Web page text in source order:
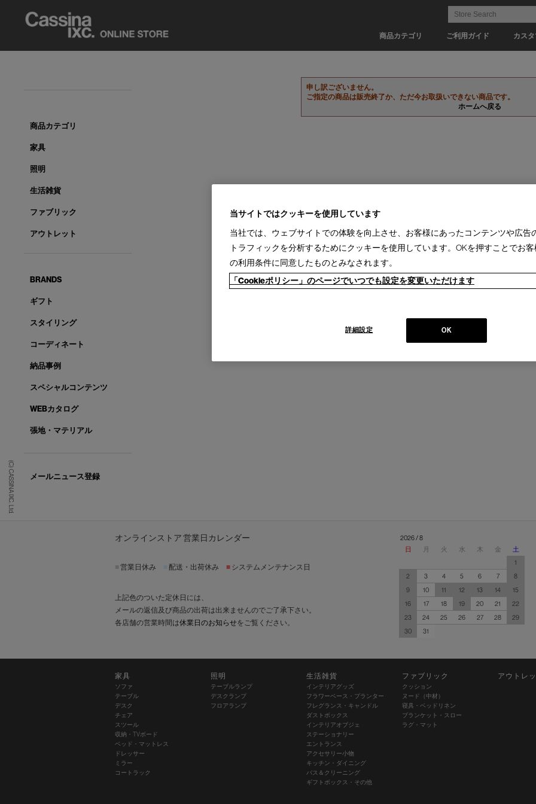
商品カテゴリ ご利用ガイド カス
(C) CASSINA IXC. Ltd.
申し訳ございません。
ご指定の商品は販売終了か、ただ今お取扱いできない商品です。
ホームへ戻る
商品カテゴリ
家具
照明
生活雑貨
ファブリック
アウトレット
BRANDS
ギフト
スタイリング
コーディネート
納品事例
スペシャルコンテンツ
WEBカタログ
張地・マテリアル
メールニュース登録
オンラインストア 営業日カレンダー
営業日休み 配送・出荷休み ■ システムメンテナンス日
上記色のついた定休日には、
メールの返信及び商品の出荷は出来ませんのでご了承下さい。
各店舗の営業時間は休業日のお知らせをご覧ください。
2026 / 8
日
月 火 水 木 金
土
1
2
3 4 5 6 7
8
9
10 11 12 13 14
15
16
17 18 19 20 21
22
23
24 25 26 27 28
29
30
31
家具
ソファ
テーブル
デスク
チェア
スツール
収納・TVボード
ベッド・マットレス
ドレッサー
ミラー
コートラック
照明
テーブルランプ
デスクランプ
フロアランプ
生活雑貨
インテリアグッズ
フラワーベース・プランター
フレグランス・キャンドル
ダストボックス
インテリアオブジェ
ステーショナリー
エントランス
アクセサリー小物
キッチン・ダイニング
バス＆クリーニング
ギフトボックス・その他
ファブリック
クッション
ヌード（中材）
寝具・ベッドリネン
ブランケット・スロー
ラグ・マット
アウトレ
当サイトではクッキーを使用しています
当社では、ウェブサイトでの体験を向上させ、お客様にあったコンテンツや広告
トラフィックを分析するためにクッキーを使用しています。OKを押すことでお
の利用条件に同意したものとみなされます。
「Cookieポリシー」のページでいつでも設定を変更いただけます
OK
詳細設定